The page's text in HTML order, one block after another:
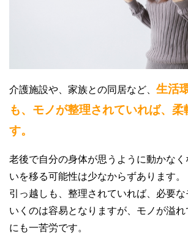
介護施設や、家族との同居など、 生活
も、モノが整理されていれば、柔
す。
老後で自分の身体が思うように動かなく
いを移る可能性は少なからずあります。
引っ越しも、整理されていれば、必要
いくのは容易となりますが、モノが溢
にも一苦労です。